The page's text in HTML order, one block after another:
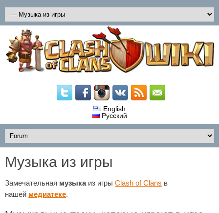
English
Русский
Музыка из игры
Замечательная музыкаиз игры Clash of Clans в
нашей медиатеке.